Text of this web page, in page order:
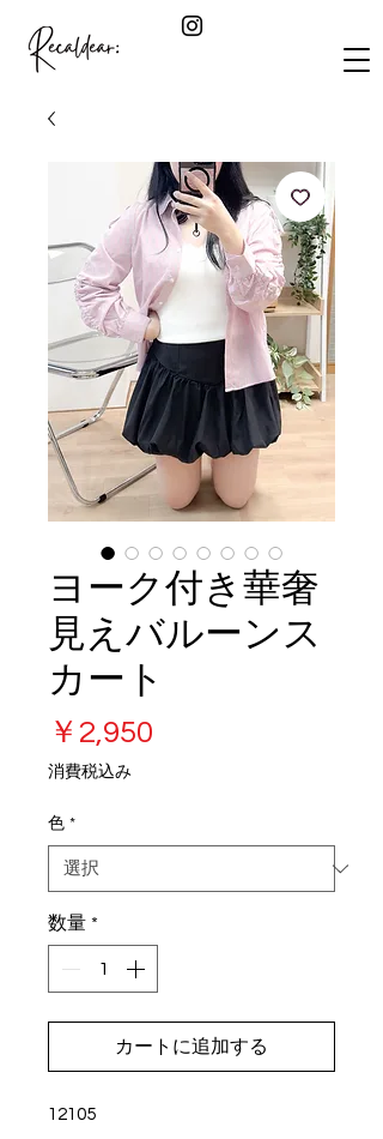
ヨーク付き華奢
見えバルーンス
カート
￥2,950
消費税込み
色 *
数量 *
カートに追加する
12105